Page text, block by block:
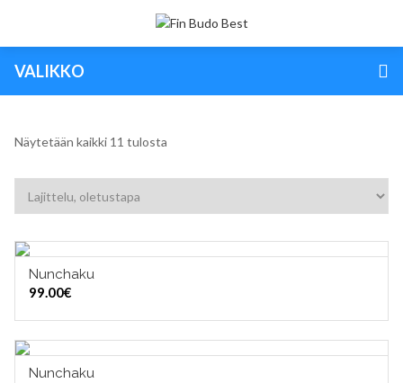
VALIKKO
Näytetään kaikki 11 tulosta
Nunchaku
99.00€
Nunchaku